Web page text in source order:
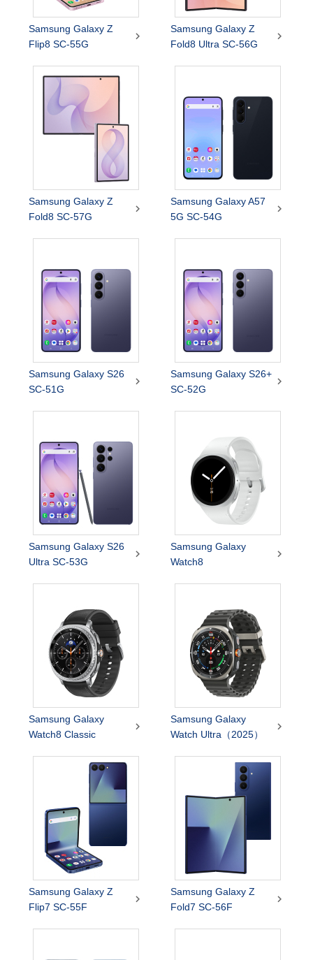
Samsung Galaxy Z
Flip8 SC-55G

Samsung Galaxy Z
Fold8 Ultra SC-56G

Samsung Galaxy Z
Fold8 SC-57G

Samsung Galaxy A57
5G SC-54G

Samsung Galaxy S26
SC-51G

Samsung Galaxy S26+
SC-52G

Samsung Galaxy S26
Ultra SC-53G

Samsung Galaxy
Watch8

Samsung Galaxy
Watch8 Classic

Samsung Galaxy
Watch Ultra（2025）

Samsung Galaxy Z
Flip7 SC-55F

Samsung Galaxy Z
Fold7 SC-56F
